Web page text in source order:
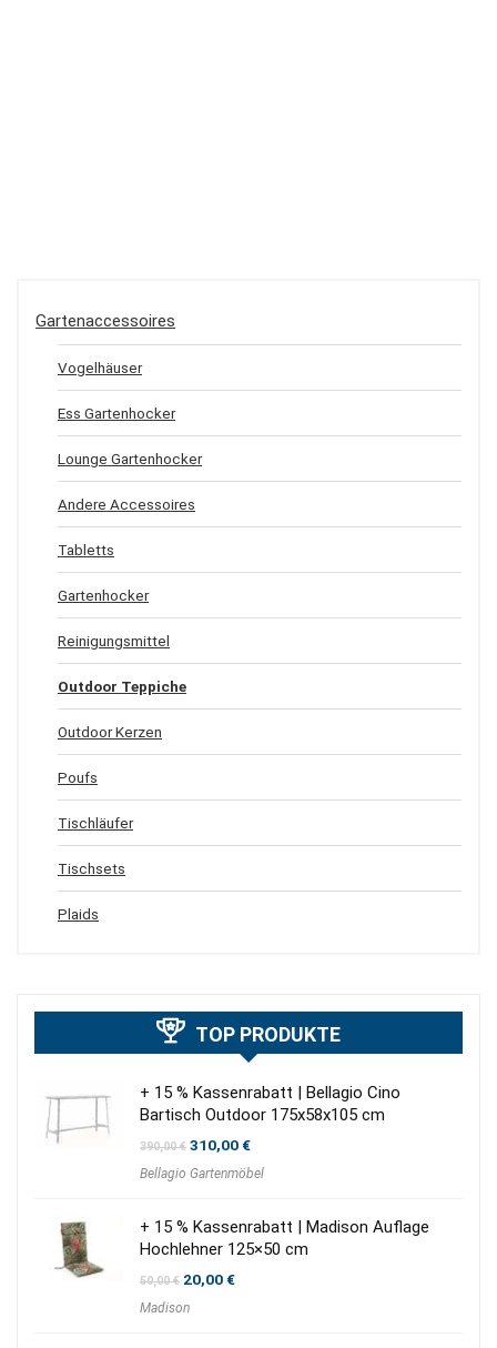
Gartenaccessoires
Vogelhäuser
Ess Gartenhocker
Lounge Gartenhocker
Andere Accessoires
Tabletts
Gartenhocker
Reinigungsmittel
Outdoor Teppiche
Outdoor Kerzen
Poufs
Tischläufer
Tischsets
Plaids
TOP PRODUKTE
+ 15 % Kassenrabatt | Bellagio Cino
Bartisch Outdoor 175x58x105 cm
390,00€ Ursprünglicher
war:
310,00€Aktueller
ist:
Bellagio Gartenmöbel
+ 15 % Kassenrabatt | Madison Auflage
Hochlehner 125×50 cm
50,00€ Ursprünglicher
war:
20,00€Aktueller
Madison